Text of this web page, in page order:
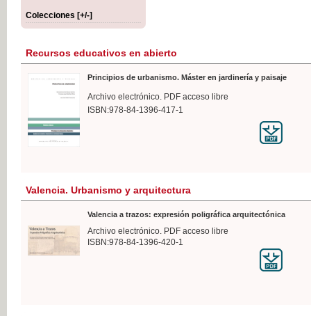
Colecciones [+/-]
Recursos educativos en abierto
Principios de urbanismo. Máster en jardinería y paisaje
Archivo electrónico. PDF acceso libre
ISBN:978-84-1396-417-1
Valencia. Urbanismo y arquitectura
Valencia a trazos: expresión poligráfica arquitectónica
Archivo electrónico. PDF acceso libre
ISBN:978-84-1396-420-1